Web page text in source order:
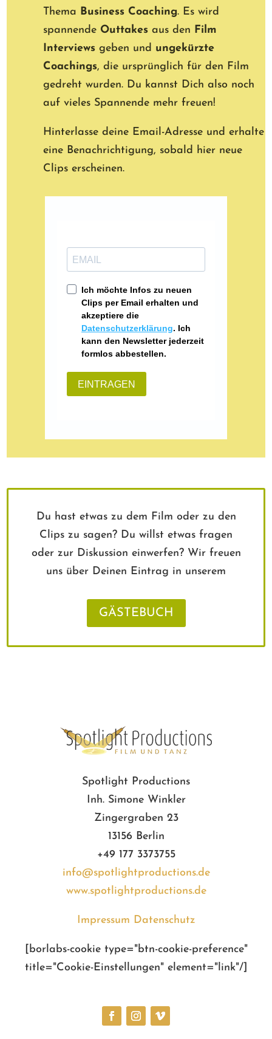
Thema Business Coaching. Es wird
spannende Outtakes aus den Film
Interviews geben und ungekürzte
Coachings, die ursprünglich für den Film
gedreht wurden. Du kannst Dich also noch
auf vieles Spannende mehr freuen!
Hinterlasse deine Email-Adresse und erhalte
eine Benachrichtigung, sobald hier neue
Clips erscheinen.
Du hast etwas zu dem Film oder zu den
Clips zu sagen? Du willst etwas fragen
oder zur Diskussion einwerfen? Wir freuen
uns über Deinen Eintrag in unserem
GÄSTEBUCH
Spotlight Productions
Inh. Simone Winkler
Zingergraben 23
13156 Berlin
+49 177 3373755
info@spotlightproductions.de
www.spotlightproductions.de
Impressum Datenschutz
[borlabs-cookie type="btn-cookie-preference"
title="Cookie-Einstellungen" element="link"/]